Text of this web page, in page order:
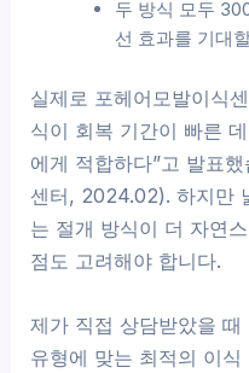
두 방식 모두
선 효과를 기대
실제로 포헤어모발이식
식이 회복 기간이 빠른
에게 적합하다”고 발표
센터, 2024.02). 하지만
는 절개 방식이 더 자연
점도 고려해야 합니다.
제가 직접 상담받았을 때
유형에 맞는 최적의 이식